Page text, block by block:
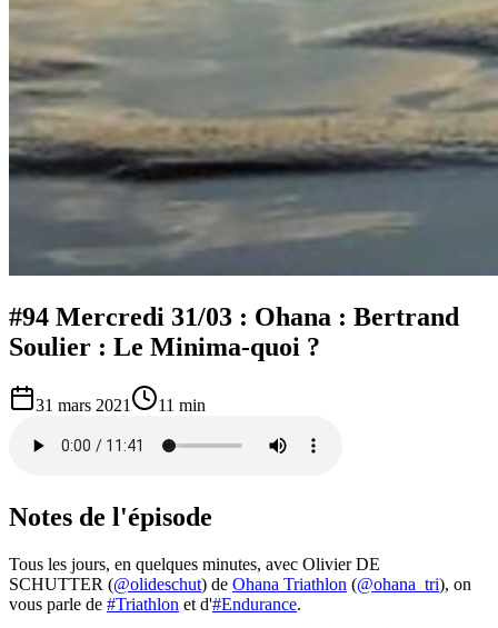
#94 Mercredi 31/03 : Ohana : Bertrand
Soulier : Le Minima-quoi ?
31 mars 2021 11 min
Notes de l'épisode
Tous les jours, en quelques minutes, avec Olivier DE
SCHUTTER (@olideschut) de Ohana Triathlon (@ohana_tri), on
vous parle de #Triathlon et d'#Endurance.